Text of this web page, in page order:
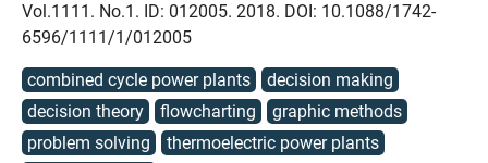
Vol.1111. No.1. ID: 012005. 2018. DOI: 10.1088/1742-
6596/1111/1/012005
combined cycle power plants
decision making
decision theory
flowcharting
graphic methods
problem solving
thermoelectric power plants